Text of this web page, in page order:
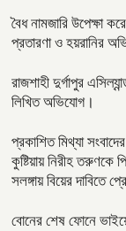
বৈধ নামজারি উপেক্ষা
প্রতারণা ও হয়রানির
রাজশাহী দুর্গাপুর
লিখিত অভিযোগ।
প্রকাশিত মিথ্যা
কুষ্টিয়ায় নিরীহ তরুণকে
সলঙ্গায় বিয়ের দাবিতে
বোনের শেষ ফোনে